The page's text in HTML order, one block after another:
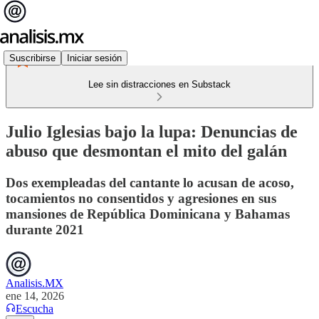
Suscribirse Iniciar sesión
Lee sin distracciones en Substack
Julio Iglesias bajo la lupa: Denuncias de
abuso que desmontan el mito del galán
Dos exempleadas del cantante lo acusan de acoso,
tocamientos no consentidos y agresiones en sus
mansiones de República Dominicana y Bahamas
durante 2021
Analisis.MX
ene 14, 2026
Escucha